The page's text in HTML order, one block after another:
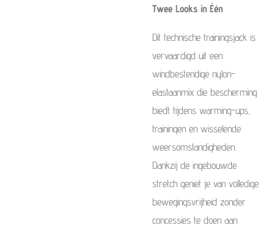
Twee Looks in Één
Dit technische trainingsjack is
vervaardigd uit een
windbestendige nylon-
elastaanmix die bescherming
biedt tijdens warming-ups,
trainingen en wisselende
weersomstandigheden.
Dankzij de ingebouwde
stretch geniet je van volledige
bewegingsvrijheid zonder
concessies te doen aan